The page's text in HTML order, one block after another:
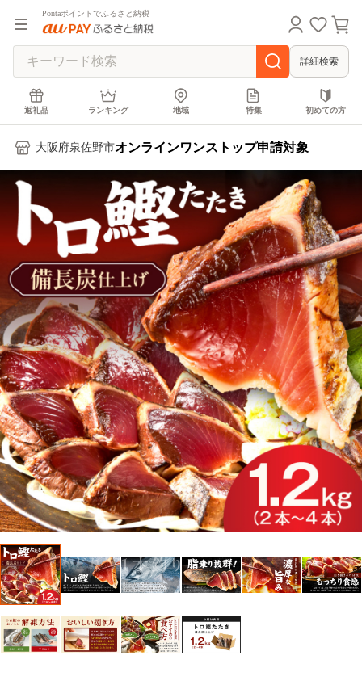
Pontaポイントでふるさと納税
詳細検索
返礼品 ランキング 地域 特集 初めての方
大阪府泉佐野市オンラインワンストップ申請対象